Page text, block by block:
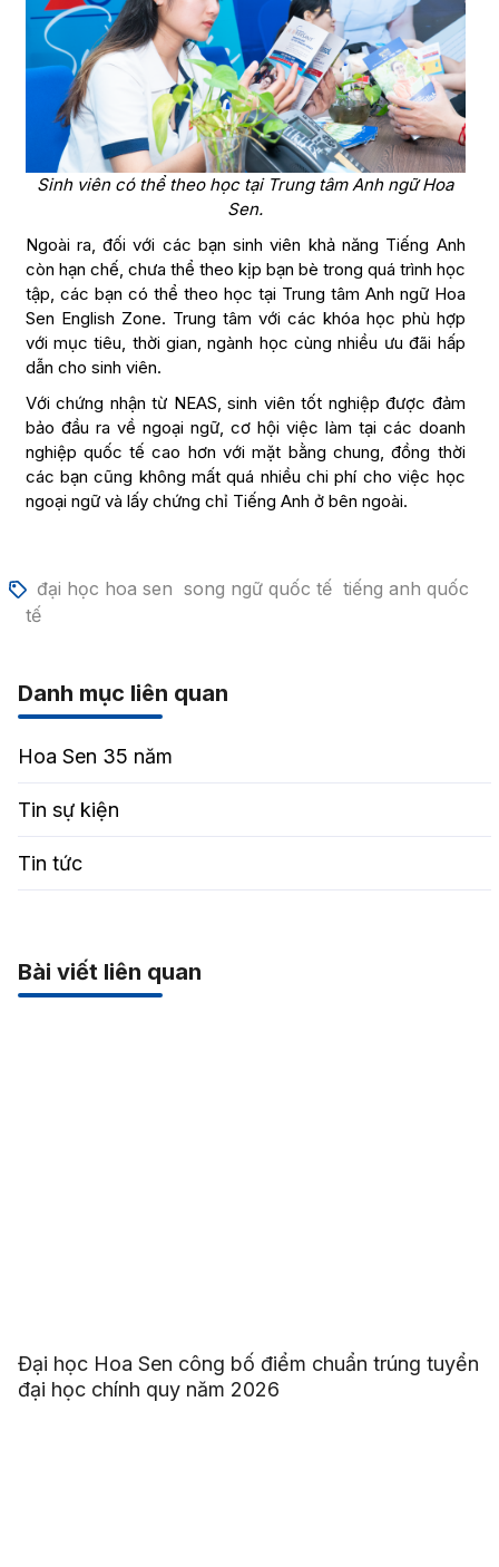
Sinh viên có thể theo học tại Trung tâm Anh ngữ Hoa
Sen.
Ngoài ra, đối với các bạn sinh viên khả năng Tiếng Anh
còn hạn chế, chưa thể theo kịp bạn bè trong quá trình học
tập, các bạn có thể theo học tại Trung tâm Anh ngữ Hoa
Sen English Zone. Trung tâm với các khóa học phù hợp
với mục tiêu, thời gian, ngành học cùng nhiều ưu đãi hấp
dẫn cho sinh viên.
Với chứng nhận từ NEAS, sinh viên tốt nghiệp được đảm
bảo đầu ra về ngoại ngữ, cơ hội việc làm tại các doanh
nghiệp quốc tế cao hơn với mặt bằng chung, đồng thời
các bạn cũng không mất quá nhiều chi phí cho việc học
ngoại ngữ và lấy chứng chỉ Tiếng Anh ở bên ngoài.
đại học hoa sen song ngữ quốc tế tiếng anh quốc
tế
Danh mục liên quan
Hoa Sen 35 năm
Tin sự kiện
Tin tức
Bài viết liên quan
Đại học Hoa Sen công bố điểm chuẩn trúng tuyển
đại học chính quy năm 2026